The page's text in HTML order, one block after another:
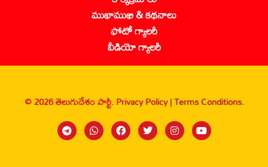
ముఖాముఖి & కథనాలు
ఫోటో గ్యాలరీ
వీడియో గ్యాలరీ
© 2026 తెలుగుదేశం పార్టీ.Privacy Policy |Terms Conditions.